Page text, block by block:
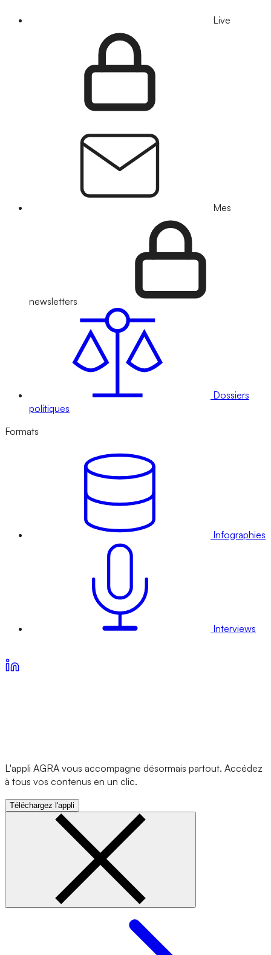
Live
Mes
newsletters
Dossiers
politiques
Formats
Infographies
Interviews
L'appli AGRA vous accompagne désormais partout. Accédez
à tous vos contenus en un clic.
Téléchargez l'appli